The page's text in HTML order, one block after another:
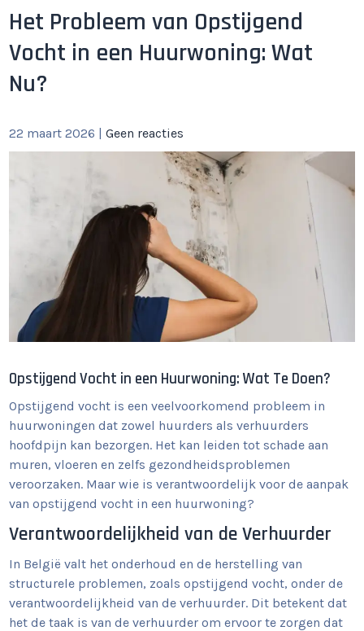
Het Probleem van Opstijgend
Vocht in een Huurwoning: Wat
Nu?
22 maart 2026 |Geen reacties
Opstijgend Vocht in een Huurwoning: Wat Te Doen?
Opstijgend vocht is een veelvoorkomend probleem in
huurwoningen dat zowel huurders als verhuurders
hoofdpijn kan bezorgen. Het kan leiden tot schade aan
muren, vloeren en zelfs gezondheidsproblemen
veroorzaken. Maar wie is verantwoordelijk voor de aanpak
van opstijgend vocht in een huurwoning?
Verantwoordelijkheid van de Verhuurder
In België valt het onderhoud en de herstelling van
structurele problemen, zoals opstijgend vocht, onder de
verantwoordelijkheid van de verhuurder. Dit betekent dat
het de taak is van de verhuurder om ervoor te zorgen dat